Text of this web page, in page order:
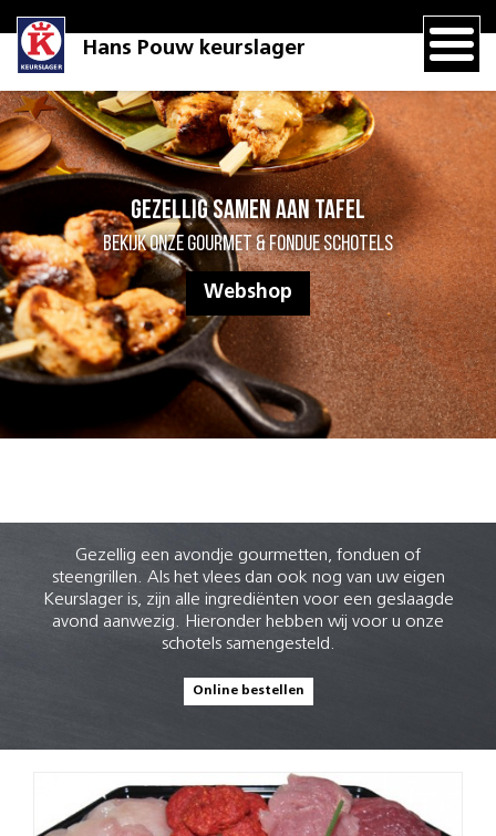
Hans Pouw keurslager
Gezellig samen aan tafel
Bekijk onze gourmet & fondue schotels
Webshop
Gezellig een avondje gourmetten, fonduen of
steengrillen. Als het vlees dan ook nog van uw eigen
Keurslager is, zijn alle ingrediënten voor een geslaagde
avond aanwezig. Hieronder hebben wij voor u onze
schotels samengesteld.
Online bestellen